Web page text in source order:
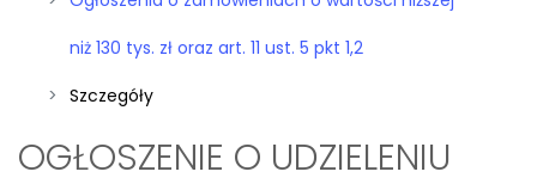
niż 130 tys. zł oraz art. 11 ust. 5 pkt 1,2
Szczegóły
OGŁOSZENIE O UDZIELENIU